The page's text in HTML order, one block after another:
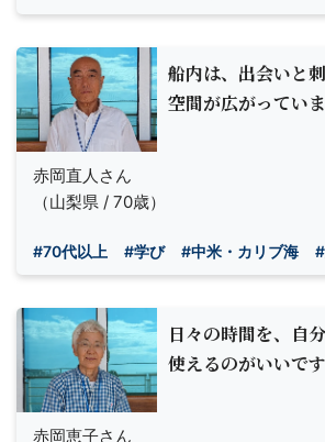
船内は、出会いと
空間が広がっていま
赤岡直人さん
（山梨県 / 70歳）
#70代以上 #学び #中米・カリブ海
日々の時間を、自
使えるのがいいです
赤岡恵子さん